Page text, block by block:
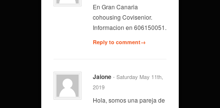
En Gran Canaria
cohousing Covisenior.
Informacion en 606150051.
Reply to comment→
Jaione- Saturday May 11th,
2019
Hola, somos una pareja de